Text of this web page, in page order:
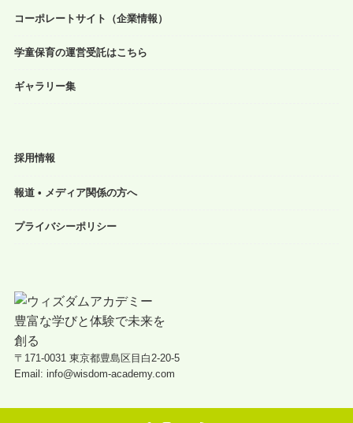
コーポレートサイト（企業情報）
学童保育の運営受託はこちら
ギャラリー集
採用情報
報道 • メディア関係の方へ
プライバシーポリシー
〒171-0031 東京都豊島区目白2-20-5
Email: info@wisdom-academy.com